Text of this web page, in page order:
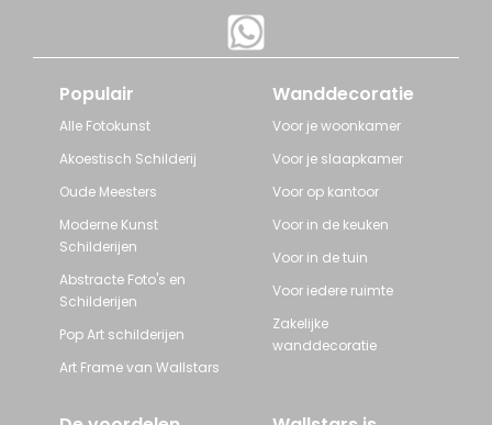
Populair
Alle Fotokunst
Akoestisch Schilderij
Oude Meesters
Moderne Kunst
Schilderijen
Abstracte Foto's en
Schilderijen
Pop Art schilderijen
Art Frame van Wallstars
Wanddecoratie
Voor je woonkamer
Voor je slaapkamer
Voor op kantoor
Voor in de keuken
Voor in de tuin
Voor iedere ruimte
Zakelijke
wanddecoratie